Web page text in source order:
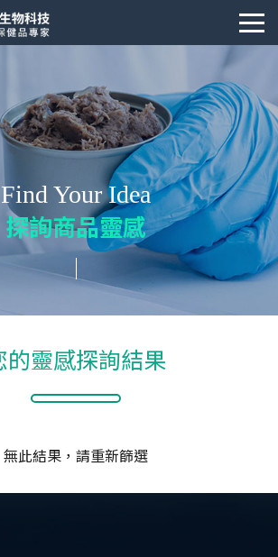
Find Your Idea
探詢商品靈感
的靈感探詢結果
無此結果，請重新篩選